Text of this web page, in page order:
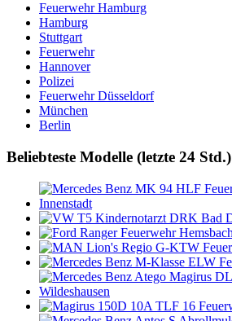
Feuerwehr Hamburg
Hamburg
Stuttgart
Feuerwehr
Hannover
Polizei
Feuerwehr Düsseldorf
München
Berlin
Beliebteste Modelle (letzte 24 Std.)